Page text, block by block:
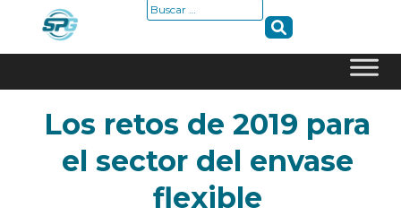
Buscar:
Los retos de 2019 para
el sector del envase
flexible